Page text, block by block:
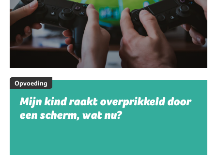
Opvoeding
Mijn kind raakt overprikkeld door
een scherm, wat nu?